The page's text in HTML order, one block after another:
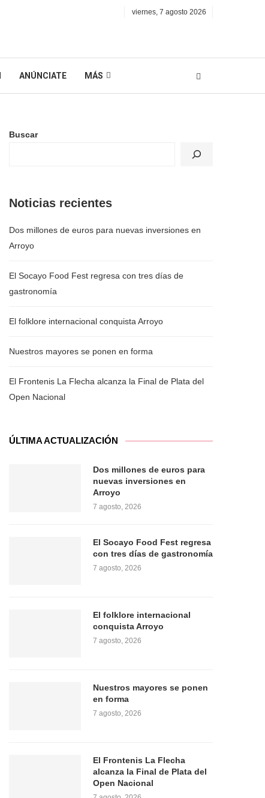
viernes, 7 agosto 2026
ANÚNCIATE MÁS
Buscar
Noticias recientes
Dos millones de euros para nuevas inversiones en
Arroyo
El Socayo Food Fest regresa con tres días de
gastronomía
El folklore internacional conquista Arroyo
Nuestros mayores se ponen en forma
El Frontenis La Flecha alcanza la Final de Plata del
Open Nacional
ÚLTIMA ACTUALIZACIÓN
Dos millones de euros para
nuevas inversiones en
Arroyo
7 agosto, 2026
El Socayo Food Fest regresa
con tres días de gastronomía
7 agosto, 2026
El folklore internacional
conquista Arroyo
7 agosto, 2026
Nuestros mayores se ponen
en forma
7 agosto, 2026
El Frontenis La Flecha
alcanza la Final de Plata del
Open Nacional